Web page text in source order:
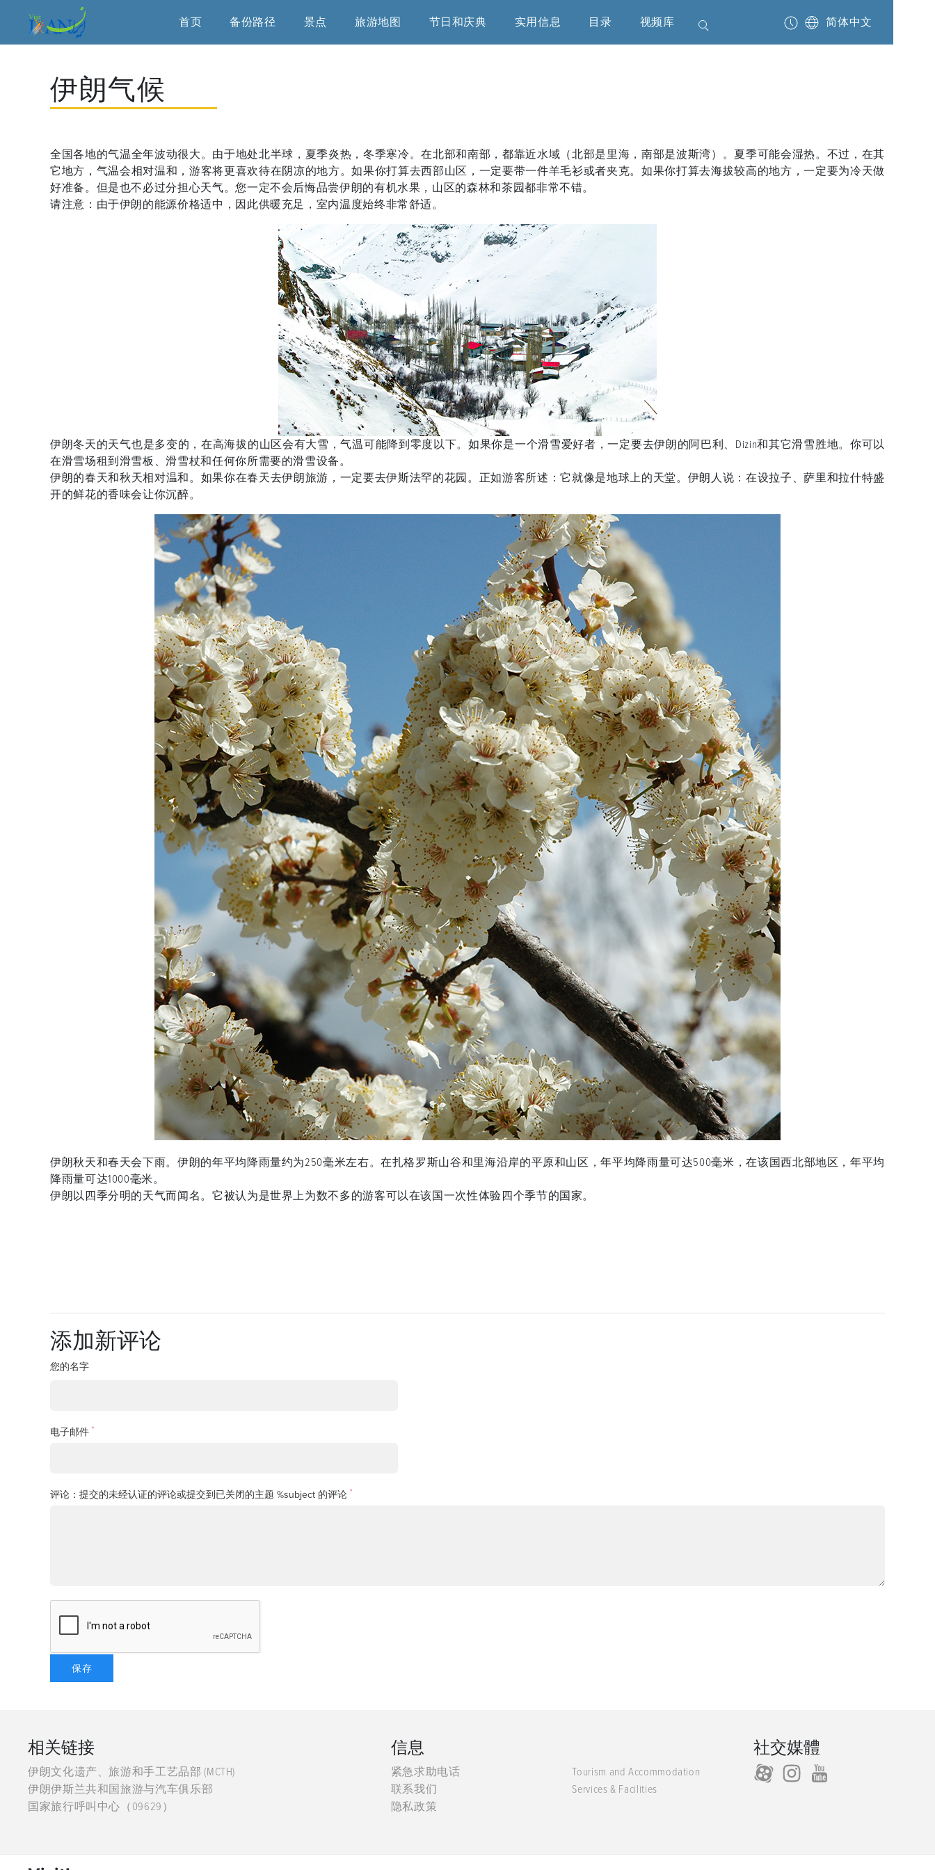
首页 备份路径 景点 旅游地图 节日和庆典 实用信息 目录 视频库 简体中文
伊朗气候
全国各地的气温全年波动很大。由于地处北半球，夏季炎热，冬季寒冷。在北部和南部，都靠近水域（北部是里海，南部是波斯湾）。夏季可能会湿热。不过，在其
它地方，气温会相对温和，游客将更喜欢待在阴凉的地方。如果你打算去西部山区，一定要带一件羊毛衫或者夹克。如果你打算去海拔较高的地方，一定要为冷天做
好准备。但是也不必过分担心天气。您一定不会后悔品尝伊朗的有机水果，山区的森林和茶园都非常不错。
请注意：由于伊朗的能源价格适中，因此供暖充足，室内温度始终非常舒适。
伊朗冬天的天气也是多变的，在高海拔的山区会有大雪，气温可能降到零度以下。如果你是一个滑雪爱好者，一定要去伊朗的阿巴利、Dizin和其它滑雪胜地。你可以
在滑雪场租到滑雪板、滑雪杖和任何你所需要的滑雪设备。
伊朗的春天和秋天相对温和。如果你在春天去伊朗旅游，一定要去伊斯法罕的花园。正如游客所述：它就像是地球上的天堂。伊朗人说：在设拉子、萨里和拉什特盛
开的鲜花的香味会让你沉醉。
伊朗秋天和春天会下雨。伊朗的年平均降雨量约为250毫米左右。在扎格罗斯山谷和里海沿岸的平原和山区，年平均降雨量可达500毫米，在该国西北部地区，年平均
降雨量可达1000毫米。
伊朗以四季分明的天气而闻名。它被认为是世界上为数不多的游客可以在该国一次性体验四个季节的国家。
添加新评论
您的名字
电子邮件 *
评论：提交的未经认证的评论或提交到已关闭的主题 %subject 的评论 *
相关链接
伊朗文化遗产、旅游和手工艺品部 (MCTH)
伊朗伊斯兰共和国旅游与汽车俱乐部
国家旅行呼叫中心（09629）
信息
紧急求助电话
联系我们
隐私政策
Tourism and Accommodation
Services & Facilities
社交媒體